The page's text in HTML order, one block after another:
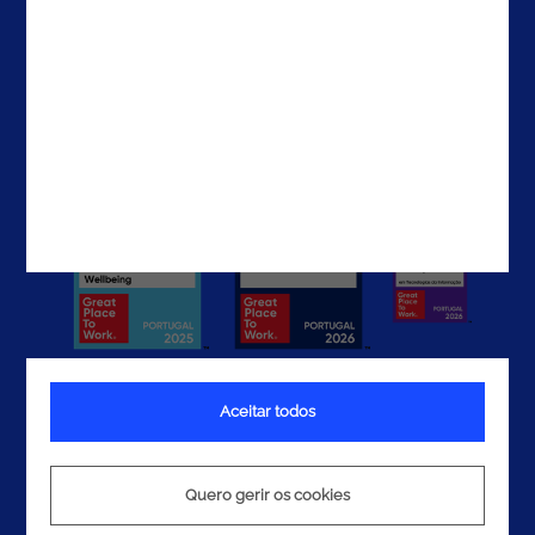
Política de Privacidade
Quero gerir os cookies
Aceitar todos